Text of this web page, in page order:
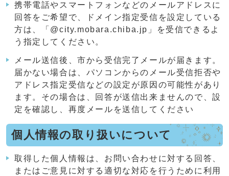
携帯電話やスマートフォンなどのメールアドレスに
回答をご希望で、ドメイン指定受信を設定している
方は、「@city.mobara.chiba.jp」を受信できるよ
う指定してください。
メール送信後、市から受信完了メールが届きます。
届かない場合は、パソコンからのメール受信拒否や
アドレス指定受信などの設定が原因の可能性があり
ます。その場合は、回答が送信出来ませんので、設
定を確認し、再度メールを送信してください
個人情報の取り扱いについて
取得した個人情報は、お問い合わせに対する回答、
またはご意見に対する適切な対応を行うために利用